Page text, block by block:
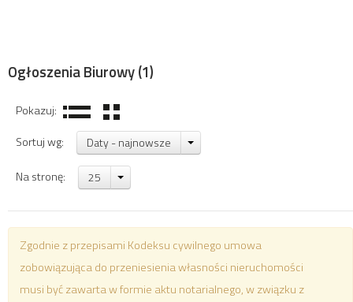
Ogłoszenia Biurowy(1)
Pokazuj:
Sortuj wg:
Daty - najnowsze
Na stronę: 25
Zgodnie z przepisami Kodeksu cywilnego umowa
zobowiązująca do przeniesienia własności nieruchomości
musi być zawarta w formie aktu notarialnego, w związku z